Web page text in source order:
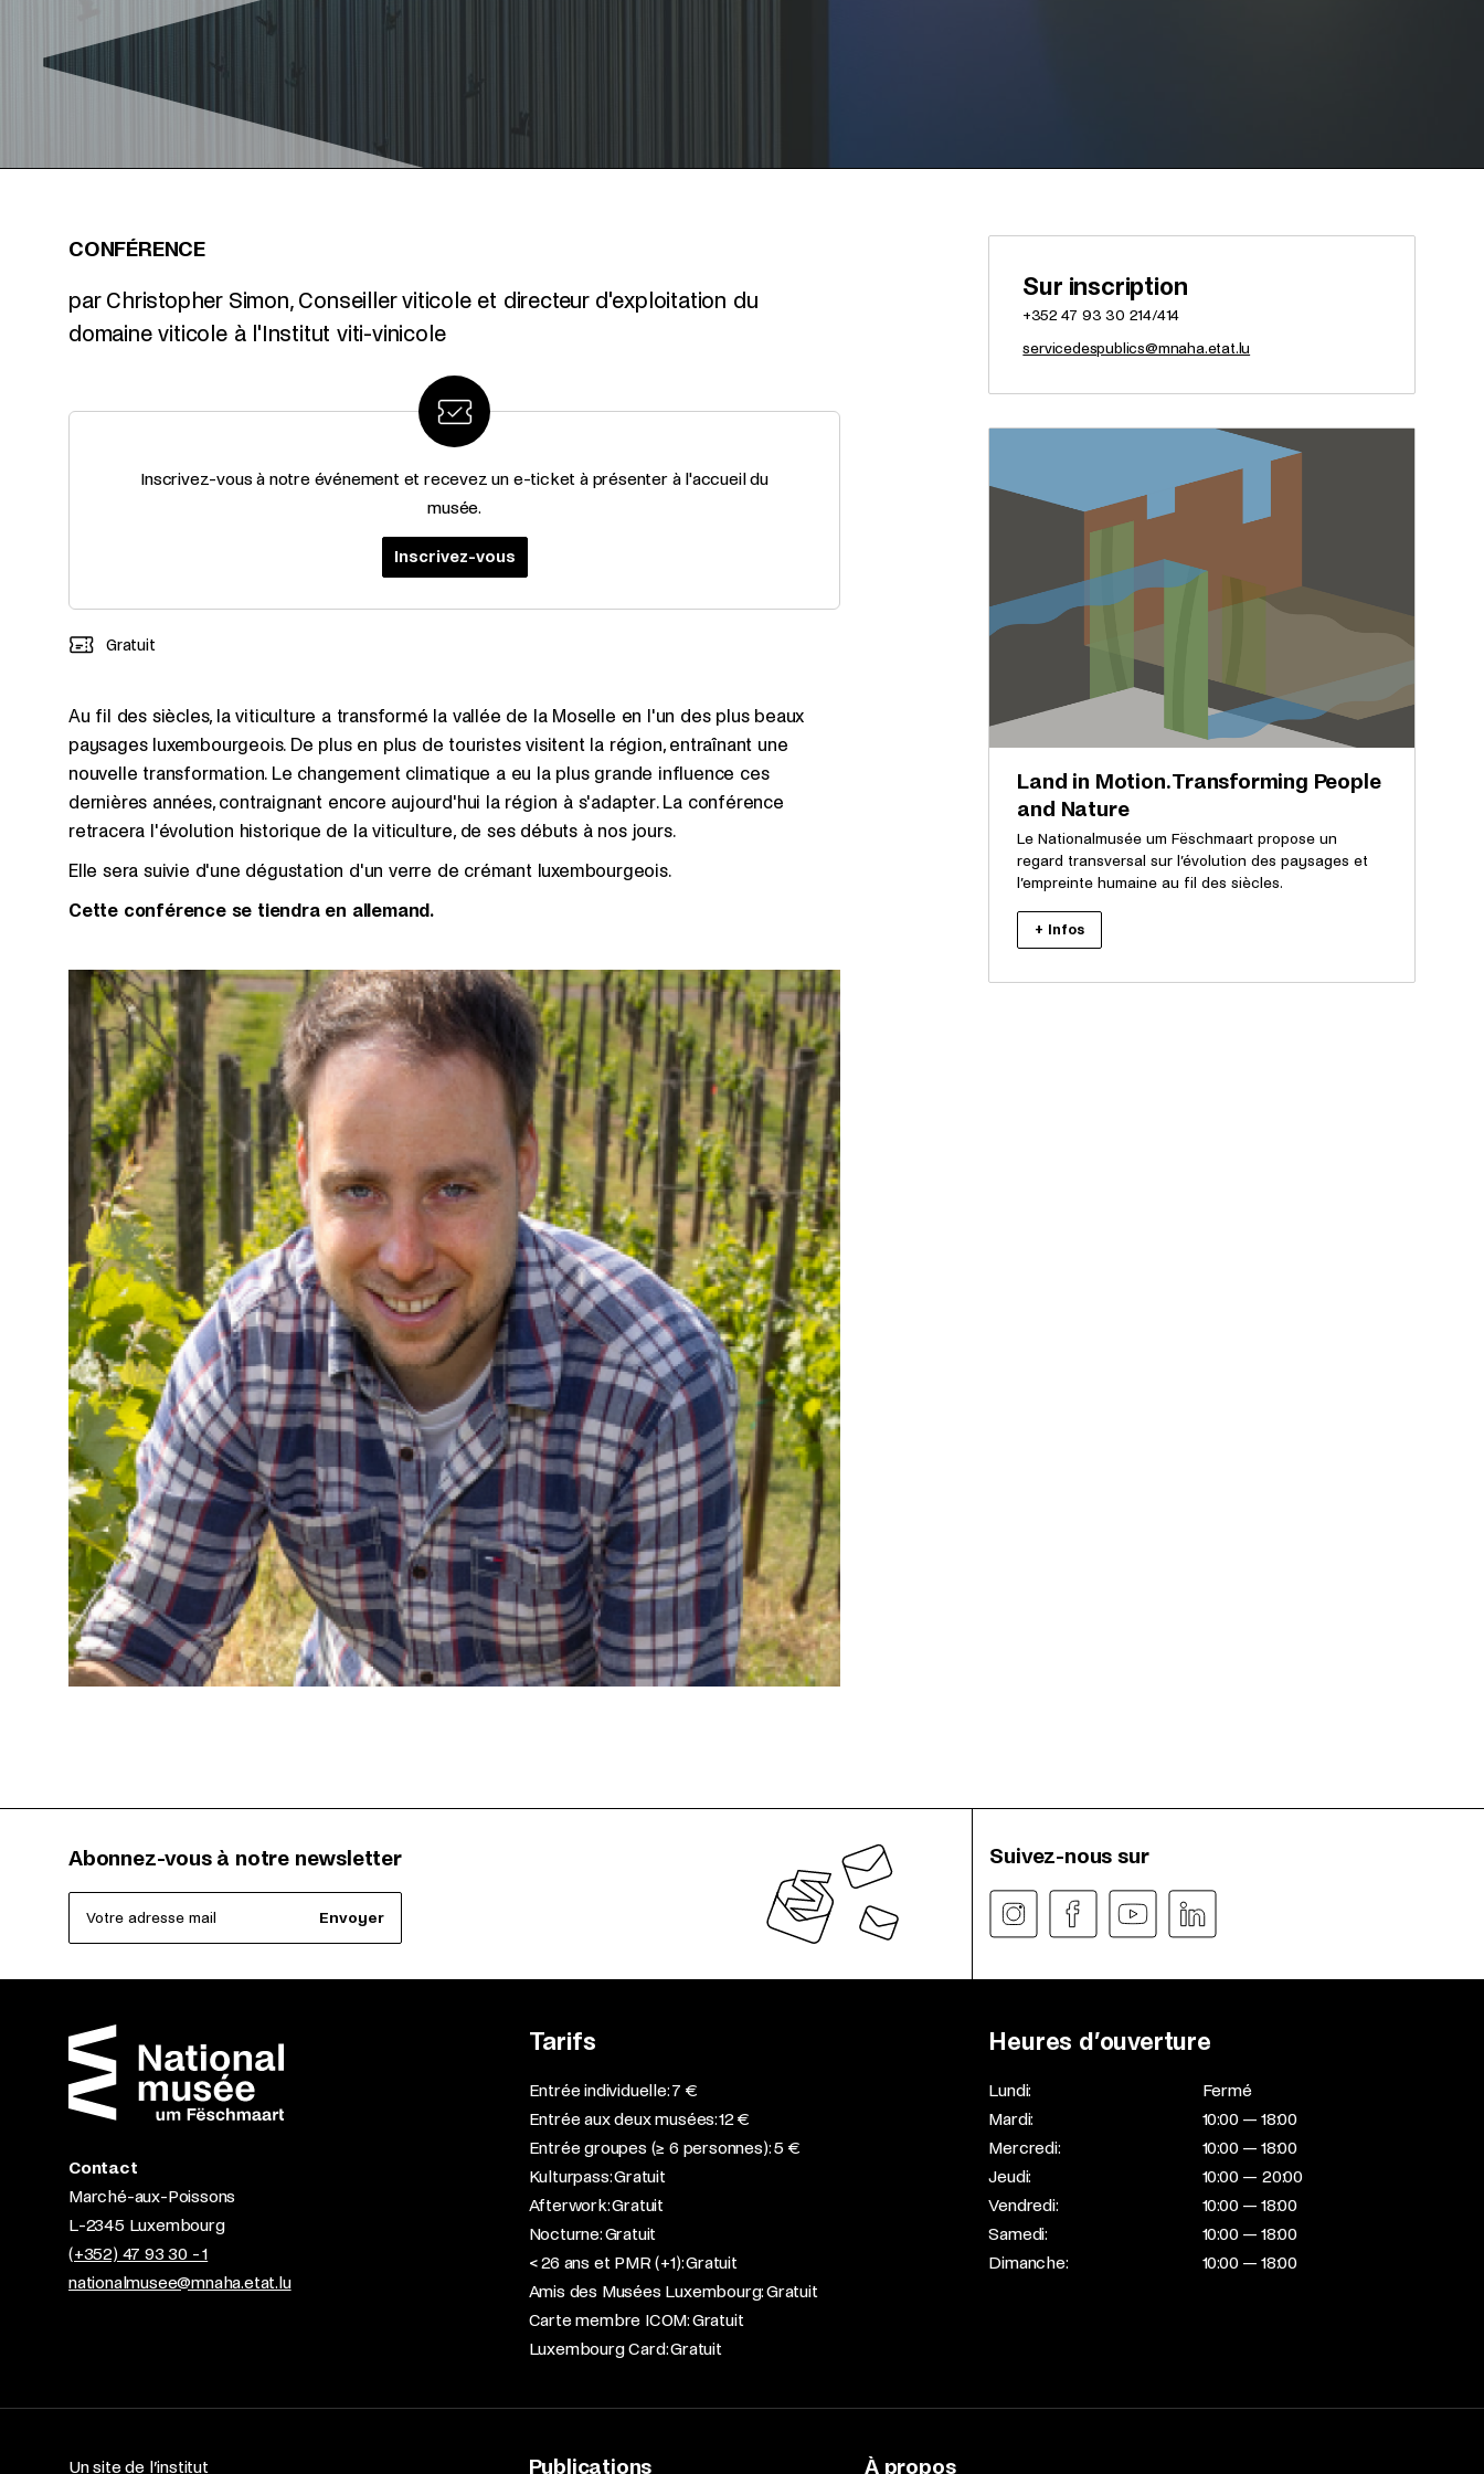
CONFÉRENCE
par Christopher Simon, Conseiller viticole et directeur d'exploitation du
domaine viticole à l'Institut viti-vinicole
Inscrivez-vous à notre événement et recevez un e-ticket à présenter à l'accueil du
musée.
Inscrivez-vous
Gratuit
Au fil des siècles, la viticulture a transformé la vallée de la Moselle en l'un des plus beaux
paysages luxembourgeois. De plus en plus de touristes visitent la région, entraînant une
nouvelle transformation. Le changement climatique a eu la plus grande influence ces
dernières années, contraignant encore aujourd'hui la région à s'adapter. La conférence
retracera l'évolution historique de la viticulture, de ses débuts à nos jours.
Elle sera suivie d'une dégustation d'un verre de crémant luxembourgeois.
Cette conférence se tiendra en allemand.
Sur inscription
+352 47 93 30 214/414
servicedespublics@mnaha.etat.lu
Land in Motion. Transforming People
and Nature
Le Nationalmusée um Fëschmaart propose un
regard transversal sur l’évolution des paysages et
l’empreinte humaine au fil des siècles.
+ Infos
Abonnez-vous à notre newsletter
Votre adresse mail Envoyer
Suivez-nous sur
Contact
Marché-aux-Poissons
L-2345 Luxembourg
(+352) 47 93 30 - 1
nationalmusee@mnaha.etat.lu
Tarifs
Entrée individuelle: 7 €
Entrée aux deux musées: 12 €
Entrée groupes (≥ 6 personnes): 5 €
Kulturpass: Gratuit
Afterwork: Gratuit
Nocturne: Gratuit
< 26 ans et PMR (+1): Gratuit
Amis des Musées Luxembourg: Gratuit
Carte membre ICOM: Gratuit
Luxembourg Card: Gratuit
Heures d’ouverture
Lundi:
Fermé
Mardi:
10:00 — 18:00
Mercredi:
10:00 — 18:00
Jeudi:
10:00 — 20:00
Vendredi:
10:00 — 18:00
Samedi:
10:00 — 18:00
Dimanche:
10:00 — 18:00
Un site de l’institut Publications À propos